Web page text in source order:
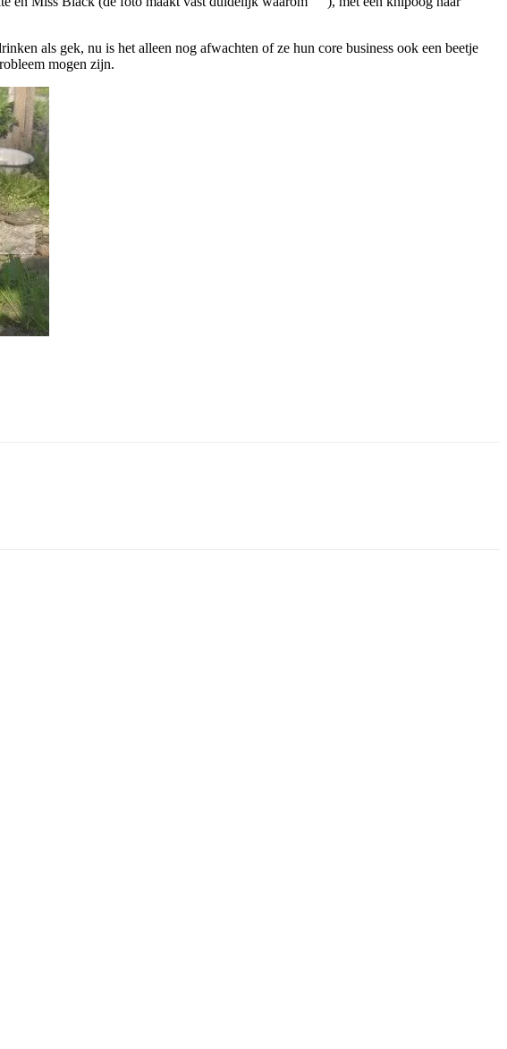
als gek, nu is het alleen nog afwachten of ze hun core business ook een beetje
mogen zijn.